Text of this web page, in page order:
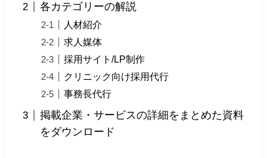
各カテゴリーの解説
人材紹介
求人媒体
採用サイト/LP制作
クリニック向け採用代行
事務長代行
掲載企業・サービスの詳細をまとめた資料
をダウンロード